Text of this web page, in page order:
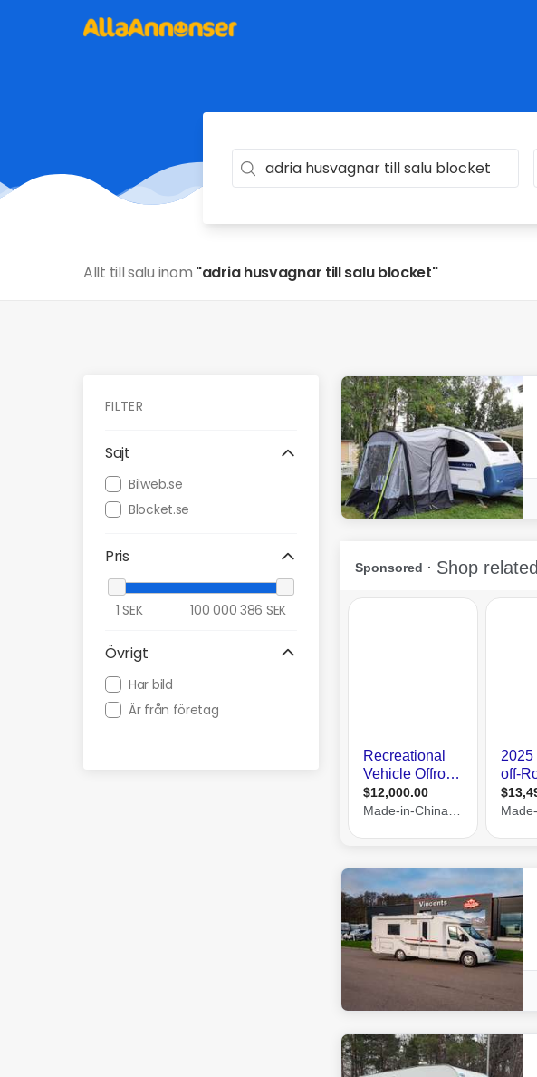
Allt till salu inom "adria husvagnar till salu blocket"
FILTER
Sajt
Bilweb.se
Blocket.se
Pris
1 SEK 100 000 386 SEK
Övrigt
Har bild
Är från företag